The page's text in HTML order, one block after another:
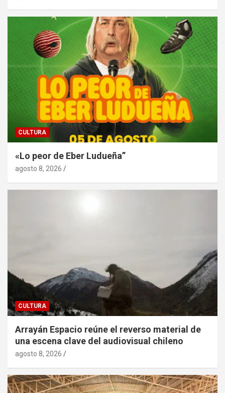
CULTURA
«Lo peor de Eber Ludueña”
agosto 8, 2026
CULTURA
Arrayán Espacio reúne el reverso material de
una escena clave del audiovisual chileno
agosto 8, 2026